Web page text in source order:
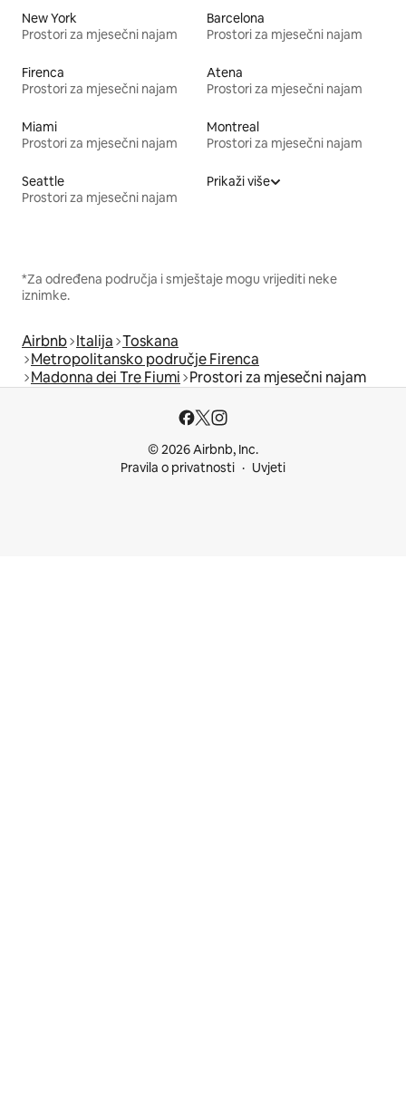
New York
Prostori za mjesečni najam
Barcelona
Prostori za mjesečni najam
Firenca
Prostori za mjesečni najam
Atena
Prostori za mjesečni najam
Miami
Prostori za mjesečni najam
Montreal
Prostori za mjesečni najam
Seattle
Prostori za mjesečni najam
Prikaži više
*Za određena područja i smještaje mogu vrijediti neke
iznimke.
Airbnb Italija Toskana
Metropolitansko područje Firenca
Madonna dei Tre Fiumi Prostori za mjesečni najam
© 2026 Airbnb, Inc.
Pravila o privatnosti
Uvjeti